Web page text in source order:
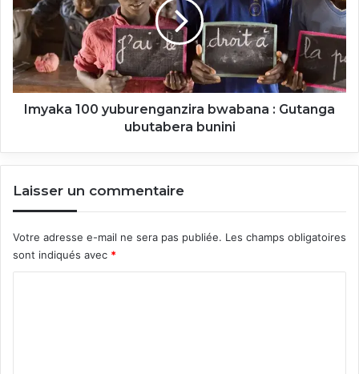
bwabana
:
Gutanga
ubutabera
bunini
Imyaka 100 yuburenganzira bwabana : Gutanga
ubutabera bunini
Laisser un commentaire
Votre adresse e-mail ne sera pas publiée. Les champs obligatoires
sont indiqués avec *